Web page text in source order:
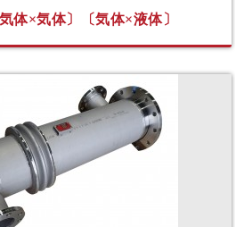
体×気体〕〔気体×液体〕